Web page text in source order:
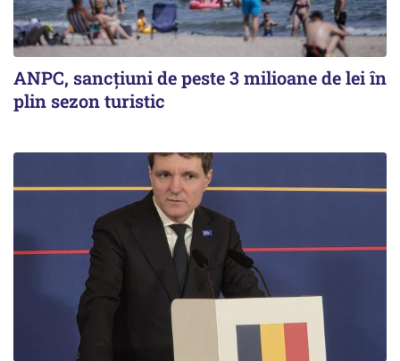
ANPC, sancțiuni de peste 3 milioane de lei în
plin sezon turistic